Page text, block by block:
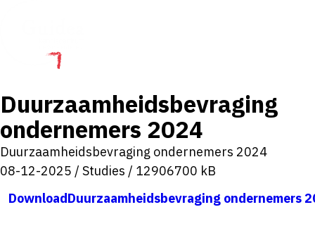
Duurzaamheidsbevraging
ondernemers 2024
Duurzaamheidsbevraging ondernemers 2024
08-12-2025 / Studies / 12906700 kB
DownloadDuurzaamheidsbevraging ondernemers